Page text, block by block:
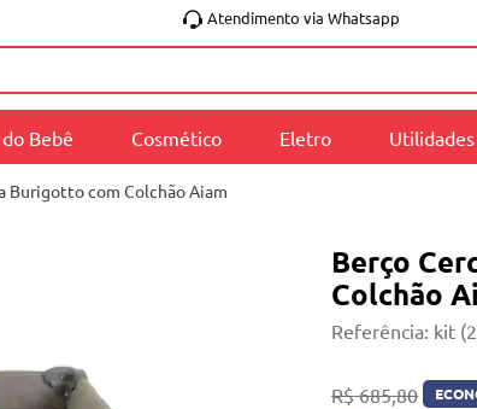
Atendimento via Whatsapp
Bebê Cosmético Eletro Utilidades
Burigotto com Colchão Aiam
Berço
Colchão
Referência: kit
R$ 685,80